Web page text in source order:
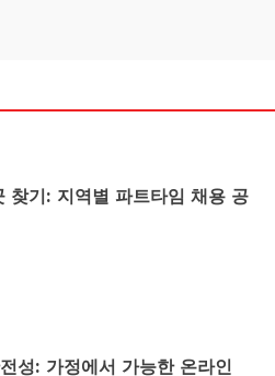
찾기: 지역별 파트타임 채용 공
성: 가정에서 가능한 온라인